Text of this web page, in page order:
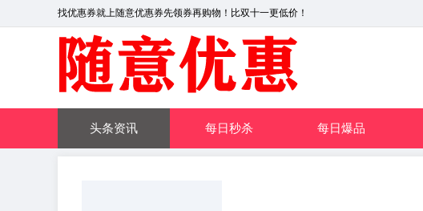
找优惠券就上随意优惠券先领券再购物！比双十一更低价！
头条资讯 每日秒杀 每日爆品